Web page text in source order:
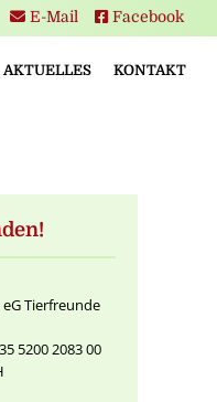
E-Mail Facebook
AKTUELLES KONTAKT
Tierfreunde
5200 2083 00